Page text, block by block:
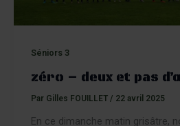
Séniors 3
zéro – deux et pas
Par Gilles FOUILLET / 22 avril 2025
En ce dimanche matin grisâtre,